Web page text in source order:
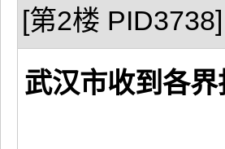
[第2楼
武汉市收到各